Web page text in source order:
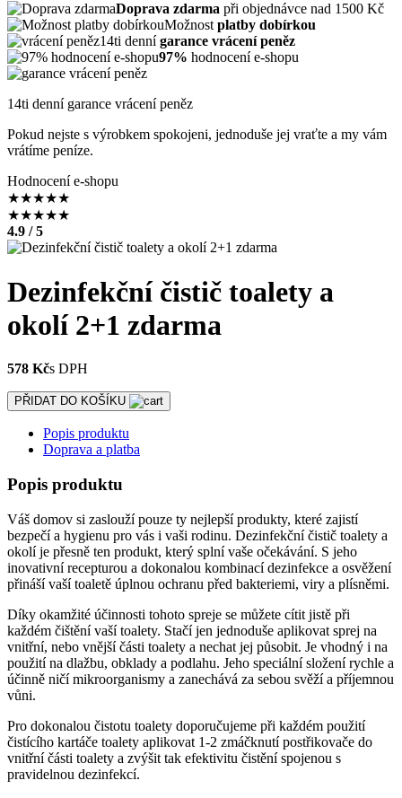
Doprava zdarma při objednávce nad 1500 Kč
Možnost platby dobírkou
14ti dennígarance vrácení peněz
97% hodnocení e-shopu
14ti denní garance vrácení peněz
Pokud nejste s výrobkem spokojeni, jednoduše jej vraťte a my vám
vrátíme peníze.
Hodnocení e-shopu
★★★★★
★★★★★
4.9 / 5
Dezinfekční čistič toalety a
okolí 2+1 zdarma
578 Kčs DPH
PŘIDAT DO KOŠÍKU
Popis produktu
Doprava a platba
Popis produktu
Váš domov si zaslouží pouze ty nejlepší produkty, které zajistí
bezpečí a hygienu pro vás i vaši rodinu. Dezinfekční čistič toalety a
okolí je přesně ten produkt, který splní vaše očekávání. S jeho
inovativní recepturou a dokonalou kombinací dezinfekce a osvěžení
přináší vaší toaletě úplnou ochranu před bakteriemi, viry a plísněmi.
Díky okamžité účinnosti tohoto spreje se můžete cítit jistě při
každém čištění vaší toalety. Stačí jen jednoduše aplikovat sprej na
vnitřní, nebo vnější části toalety a nechat jej působit. Je vhodný i na
použití na dlažbu, obklady a podlahu. Jeho speciální složení rychle a
účinně ničí mikroorganismy a zanechává za sebou svěží a příjemnou
vůni.
Pro dokonalou čistotu toalety doporučujeme při každém použití
čistícího kartáče toalety aplikovat 1-2 zmáčknutí postřikovače do
vnitřní části toalety a zvýšit tak efektivitu čistění spojenou s
pravidelnou dezinfekcí.